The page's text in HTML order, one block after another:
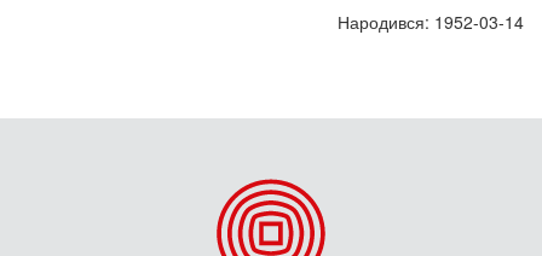
Народився: 1952-03-14